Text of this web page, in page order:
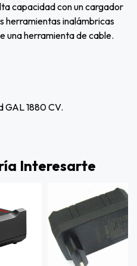
capacidad con un cargador
herramientas inalámbricas
una herramienta de cable.
GAL 1880 CV.
Interesarte